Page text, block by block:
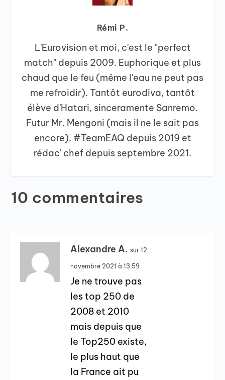
Rémi P.
L'Eurovision et moi, c'est le "perfect
match" depuis 2009. Euphorique et plus
chaud que le feu (même l'eau ne peut pas
me refroidir). Tantôt eurodiva, tantôt
élève d'Hatari, sinceramente Sanremo.
Futur Mr. Mengoni (mais il ne le sait pas
encore). #TeamEAQ depuis 2019 et
rédac' chef depuis septembre 2021.
10 commentaires
Alexandre A. sur 12
novembre 2021 à 13:59
Je ne trouve pas
les top 250 de
2008 et 2010
mais depuis que
le Top250 existe,
le plus haut que
la France ait pu